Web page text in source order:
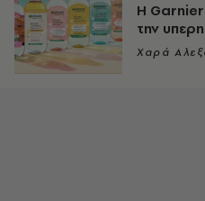
Η Garnier
την
Χαρά